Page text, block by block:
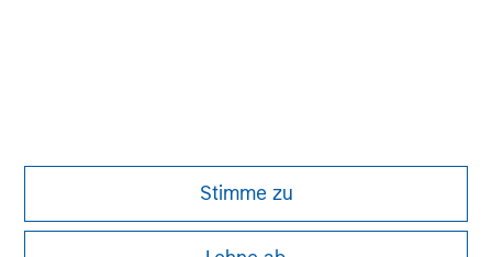
Stimme zu
it did in Q2. Despite our constructive view on
fundamentals, we remain cautious on the primary
market, which is on pace to exceed 2024’s issuance